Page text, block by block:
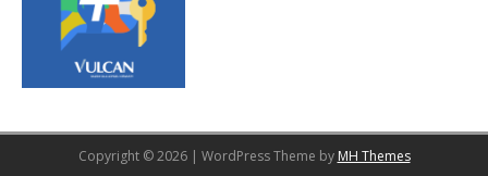
Copyright © 2026 | WordPress Theme by MH Themes